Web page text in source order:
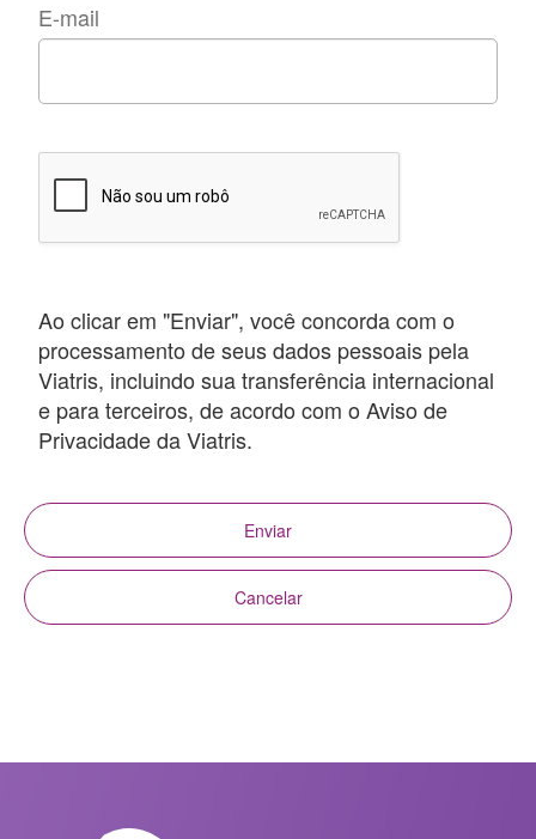
E-mail
Ao clicar em "Enviar", você concorda com o
processamento de seus dados pessoais pela
Viatris, incluindo sua transferência internacional
e para terceiros, de acordo com o Aviso de
Privacidade da Viatris.
Enviar
Cancelar